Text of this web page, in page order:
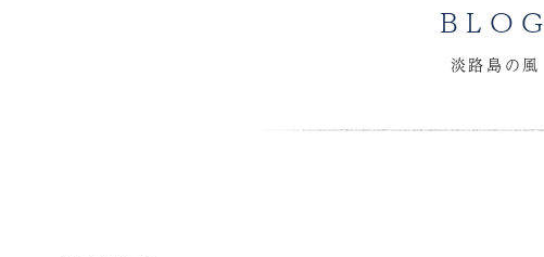
BLOG
淡路島の風